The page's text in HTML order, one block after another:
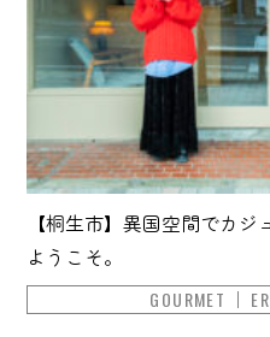
【桐生市】異国空間でカ
ようこそ。
GOURMET